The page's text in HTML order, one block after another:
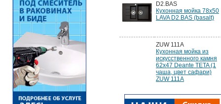
D2.BAS
Кухонная мойка 78x50
LAVA D2.BAS (basalt)
ZUW 111A
Кухонная мойка из
искусственного камня
62x47 Deante TETA (1
чаша, цвет сафари)
ZUW 111A